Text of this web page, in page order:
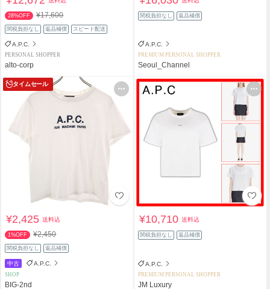
28%OFF ¥17,600
関税負担なし 返品補償 スピード配送
A.P.C.
PERSONAL SHOPPER
alto-corp
関税負担なし 返品補償
A.P.C.
PREMIUM PERSONAL SHOPPER
Seoul_Channel
タイムセール
¥2,425送料込
1%OFF ¥2,450
関税負担なし 返品補償
中古 A.P.C.
SHOP
BIG-2nd
¥10,710送料込
関税負担なし 返品補償
A.P.C.
PREMIUM PERSONAL SHOPPER
JM Luxury